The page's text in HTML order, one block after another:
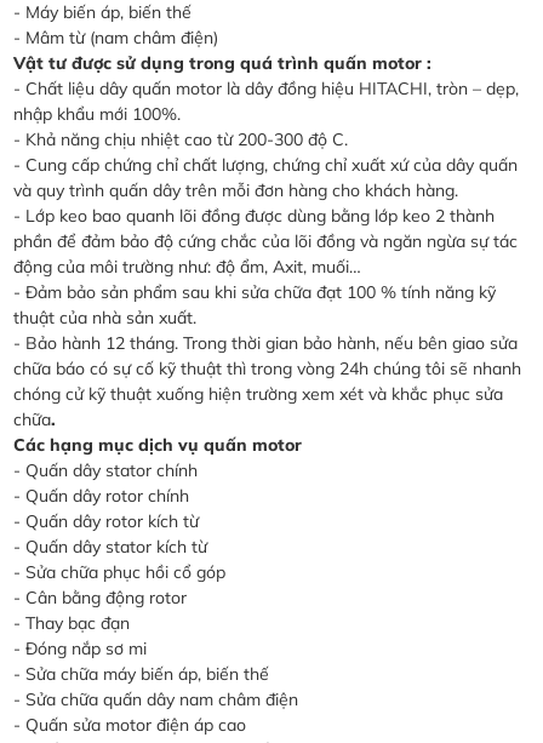
- Máy biến áp, biến thế
- Mâm từ (nam châm điện)
Vật tư được sử dụng trong quá trình quấn motor :
- Chất liệu dây quấn motor là dây đồng hiệu HITACHI, tròn – dẹp,
nhập khẩu mới 100%.
- Khả năng chịu nhiệt cao từ 200-300 độ C.
- Cung cấp chứng chỉ chất lượng, chứng chỉ xuất xứ của dây quấn
và quy trình quấn dây trên mỗi đơn hàng cho khách hàng.
- Lớp keo bao quanh lõi đồng được dùng bằng lớp keo 2 thành
phần để đảm bảo độ cứng chắc của lõi đồng và ngăn ngừa sự tác
động của môi trường như: độ ẩm, Axit, muối…
- Đảm bảo sản phẩm sau khi sửa chữa đạt 100 % tính năng kỹ
thuật của nhà sản xuất.
- Bảo hành 12 tháng. Trong thời gian bảo hành, nếu bên giao sửa
chữa báo có sự cố kỹ thuật thì trong vòng 24h chúng tôi sẽ nhanh
chóng cử kỹ thuật xuống hiện trường xem xét và khắc phục sửa
chữa.
Các hạng mục dịch vụ quấn motor
- Quấn dây stator chính
- Quấn dây rotor chính
- Quấn dây rotor kích từ
- Quấn dây stator kích từ
- Sửa chữa phục hồi cổ góp
- Cân bằng động rotor
- Thay bạc đạn
- Đóng nắp sơ mi
- Sửa chữa máy biến áp, biến thế
- Sửa chữa quấn dây nam châm điện
- Quấn sửa motor điện áp cao